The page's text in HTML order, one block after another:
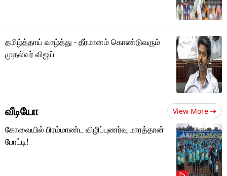
தமிழ்த்தாய் வாழ்த்து - தீர்மானம் கொண்டுவரும்
முதல்வர் விஜய்
வீடியோ View More
கோவையில் பிரம்மாண்ட விழிப்புணர்வு மாரத்தான்
போட்டி!